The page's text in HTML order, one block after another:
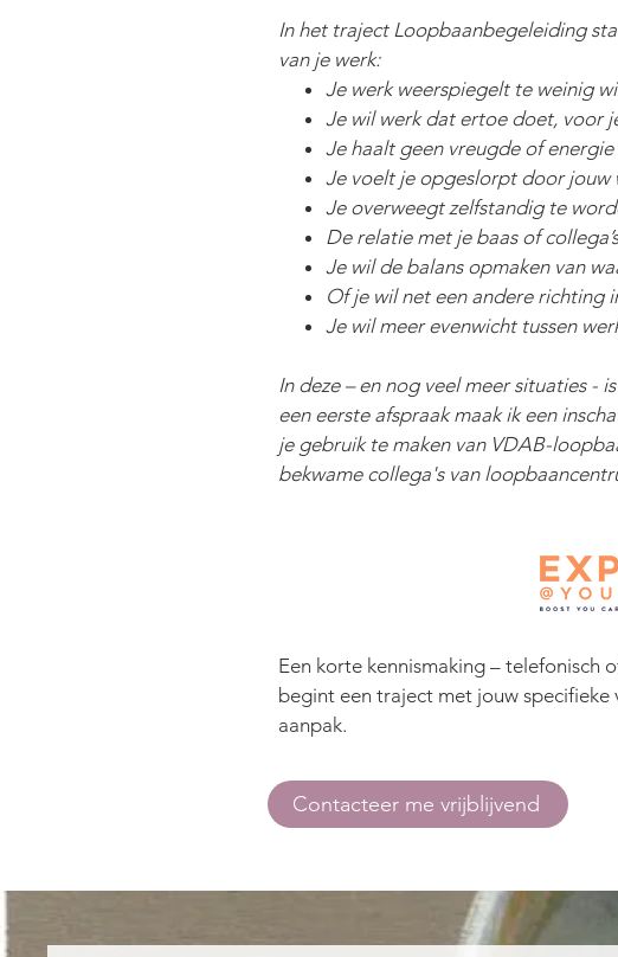
In het traject Loopbaanbegeleiding
van je werk:
Je werk weerspiegelt te weinig
Je wil werk dat ertoe doet, voor
Je haalt geen vreugde of
Je voelt je opgeslorpt door jouw
Je overweegt zelfstandig te
De relatie met je baas of
Je wil de balans opmaken van
Of je wil net een andere richting
Je wil meer evenwicht tussen
In deze – en nog veel meer situaties
een eerste afspraak maak ik een
je gebruik te maken van VDAB-
bekwame collega's van
Een korte kennismaking – telefonisch
begint een traject met jouw
aanpak.
Contacteer me vrijblijvend